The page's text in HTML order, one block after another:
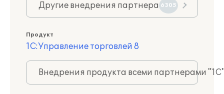
Другие внедрения партнера 6305
Продукт
1С:Управление торговлей 8
Внедрения продукта всеми партнерами